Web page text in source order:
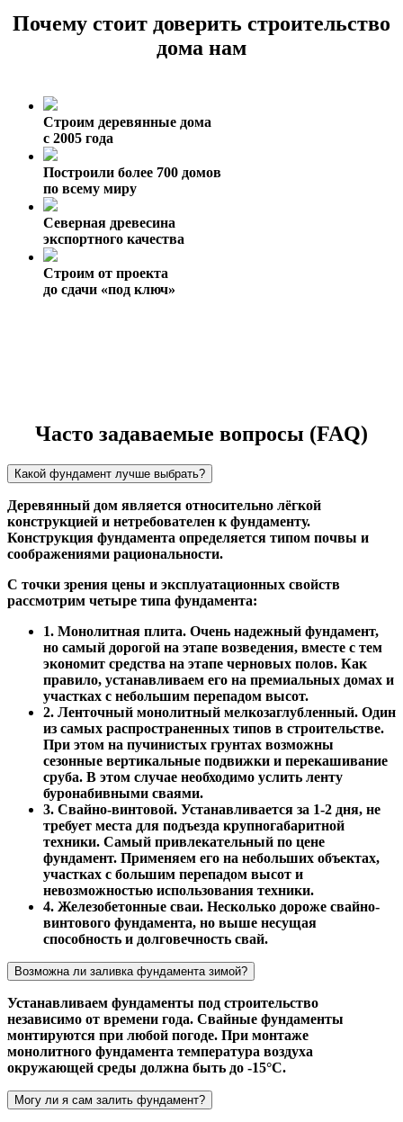
Почему стоит доверить строительство
дома нам
Строим деревянные дома
с 2005 года
Построили более 700 домов
по всему миру
Северная древесина
экспортного качества
Строим от проекта
до сдачи «под ключ»
Часто задаваемые вопросы (FAQ)
Какой фундамент лучше выбрать?
Деревянный дом является относительно лёгкой
конструкцией и нетребователен к фундаменту.
Конструкция фундамента определяется типом почвы и
соображениями рациональности.
С точки зрения цены и эксплуатационных свойств
рассмотрим четыре типа фундамента:
1. Монолитная плита. Очень надежный фундамент,
но самый дорогой на этапе возведения, вместе с тем
экономит средства на этапе черновых полов. Как
правило, устанавливаем его на премиальных домах и
участках с небольшим перепадом высот.
2. Ленточный монолитный мелкозаглубленный. Один
из самых распространенных типов в строительстве.
При этом на пучинистых грунтах возможны
сезонные вертикальные подвижки и перекашивание
сруба. В этом случае необходимо услить ленту
буронабивными сваями.
3. Свайно-винтовой. Устанавливается за 1-2 дня, не
требует места для подъезда крупногабаритной
техники. Самый привлекательный по цене
фундамент. Применяем его на небольших объектах,
участках с большим перепадом высот и
невозможностью использования техники.
4. Железобетонные сваи. Несколько дороже свайно-
винтового фундамента, но выше несущая
способность и долговечность свай.
Возможна ли заливка фундамента зимой?
Устанавливаем фундаменты под строительство
независимо от времени года. Свайные фундаменты
монтируются при любой погоде. При монтаже
монолитного фундамента температура воздуха
окружающей среды должна быть до -15°С.
Могу ли я сам залить фундамент?